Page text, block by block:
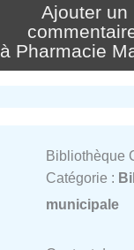
Ajouter un
à Pharmacie
Bibliothèque
Catégorie :
municipale